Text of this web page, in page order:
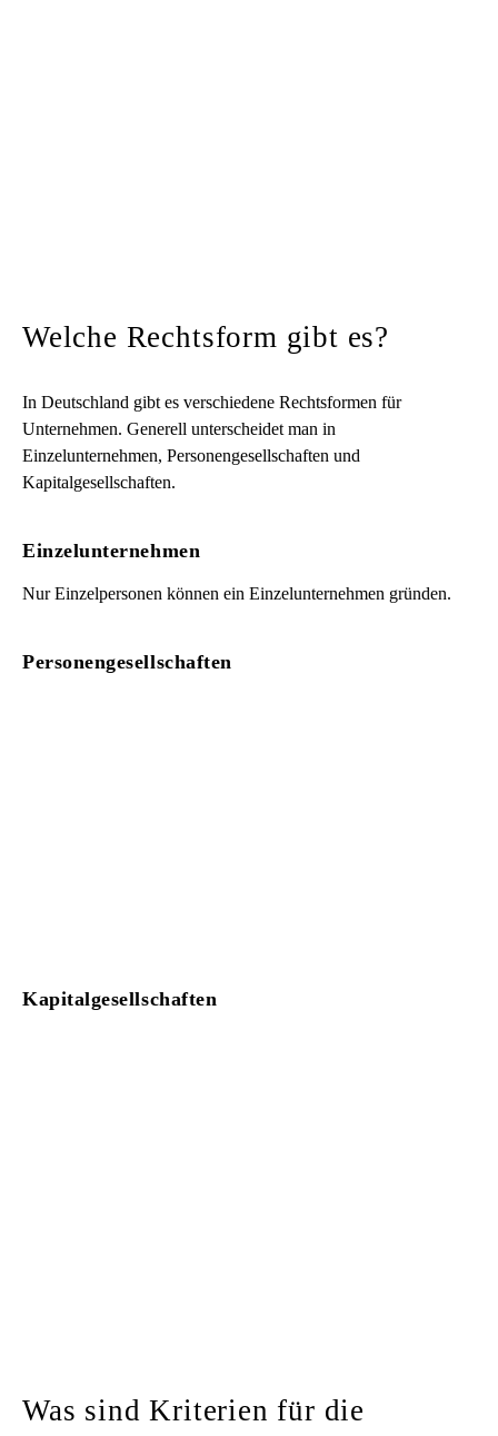
Welche Rechtsform gibt es?
In Deutschland gibt es verschiedene Rechtsformen für
Unternehmen. Generell unterscheidet man in
Einzelunternehmen, Personengesellschaften und
Kapitalgesellschaften.
Einzelunternehmen
Nur Einzelpersonen können ein Einzelunternehmen gründen.
Personengesellschaften
Kapitalgesellschaften
Was sind Kriterien für die